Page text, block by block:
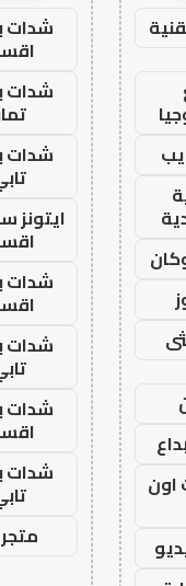
اون
شدات
شدات
شدات
شدات
شدات
شدات
شدات
متجر 4u